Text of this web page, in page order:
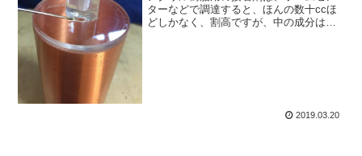
ターなどで調達すると、ほんの数十ccほ
どしかなく、割高ですが、中の成分は
2019.03.20